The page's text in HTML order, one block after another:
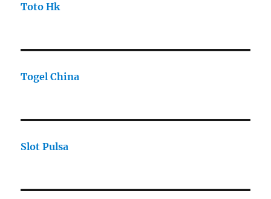
Toto Hk
Togel China
Slot Pulsa